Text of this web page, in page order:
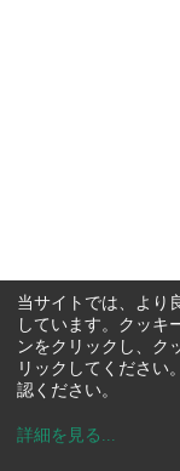
当サイトでは、より
しています。クッキ
ンをクリックし、ク
リックしてください
認ください。
詳細を見る ...